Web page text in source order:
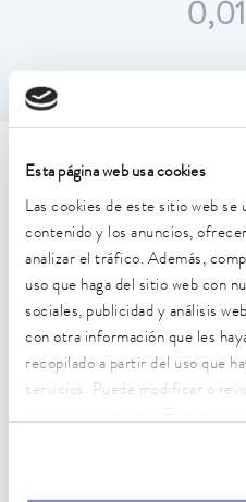
Esta página web usa cookies
Las cookies de este sitio web se
contenido y los anuncios,
analizar el tráfico. Además,
uso que haga del sitio web con
sociales, publicidad y análisis
con otra información que les
recopilado a partir del uso que
servicios. Puede modificar o
Características
DIN 12876)
Rango de temperatura de
-45 ... 200 °C
Rango de temperatura de
-45 ... 200 °C
Temperatura ambiente
Estabilidad de temperatura